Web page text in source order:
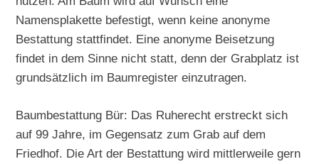
Namensplakette befestigt, wenn keine anonyme
Bestattung stattfindet. Eine anonyme Beisetzung
findet in dem Sinne nicht statt, denn der Grabplatz ist
grundsätzlich im Baumregister einzutragen.
Baumbestattung Bür: Das Ruherecht erstreckt sich
auf 99 Jahre, im Gegensatz zum Grab auf dem
Friedhof. Die Art der Bestattung wird mittlerweile gern